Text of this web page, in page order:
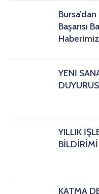
Başarısı
Haberimiz
YENİ
YILLIK
KATMA